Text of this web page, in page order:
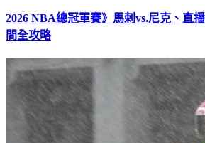
2026 NBA總冠軍賽》馬刺vs.尼克、直
間全攻略